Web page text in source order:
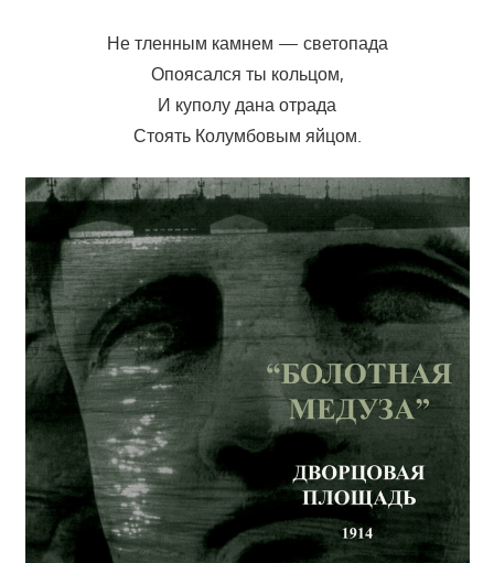
Не тленным камнем — светопада
Опоясался ты кольцом,
И куполу дана отрада
Стоять Колумбовым яйцом.